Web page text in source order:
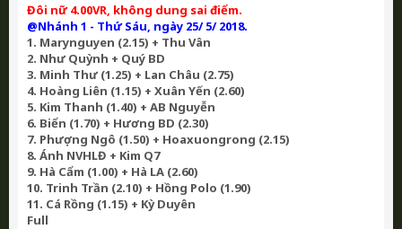
Đôi nữ 4.00VR, không dung sai điểm.
@Nhánh 1 - Thứ Sáu, ngày 25/ 5/ 2018.
1. Marynguyen (2.15) + Thu Vân
2. Như Quỳnh + Quý BD
3. Minh Thư (1.25) + Lan Châu (2.75)
4. Hoàng Liên (1.15) + Xuân Yến (2.60)
5. Kim Thanh (1.40) + AB Nguyễn
6. Biển (1.70) + Hương BD (2.30)
7. Phượng Ngô (1.50) + Hoaxuongrong (2.15)
8. Ánh NVHLĐ + Kim Q7
9. Hà Cẩm (1.00) + Hà LA (2.60)
10. Trinh Trần (2.10) + Hồng Polo (1.90)
11. Cá Rồng (1.15) + Kỳ Duyên
Full